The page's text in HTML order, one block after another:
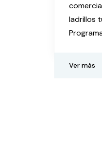
ladrillos
Ver más